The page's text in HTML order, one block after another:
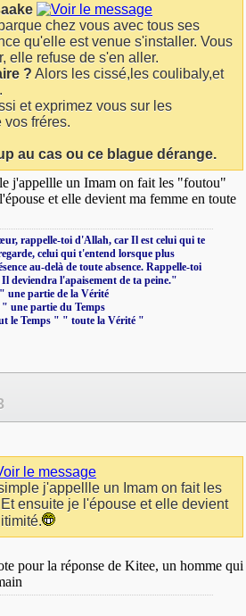
chez vous avec tous ses
qu'elle est venue s'installer. Vous
elle refuse de s'en aller.
? Alors les cissé,les coulibaly,et
et exprimez vous sur les
vos fréres.
au cas ou ce blague dérange.
j'appellle un Imam on fait les "foutou"
et elle devient ma femme en toute
rappelle-toi d'Allah, car Il est celui qui te
celui qui t'entend lorsque plus
au-delà de toute absence. Rappelle-toi
deviendra l'apaisement de ta peine."
une partie de la Vérité
une partie du Temps
le Temps " " toute la Vérité "
j'appellle un Imam on fait les
ensuite je l'épouse et elle devient
pour la réponse de Kitee, un homme qui